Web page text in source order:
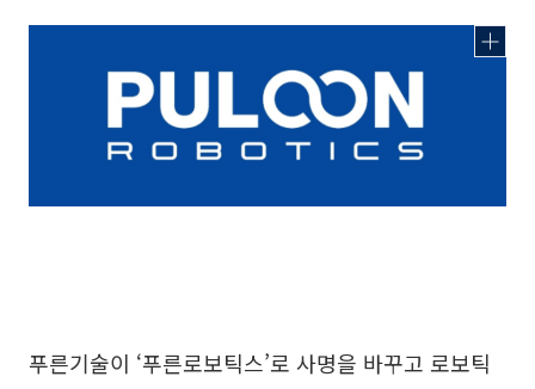
푸른기술이 ‘푸른로보틱스’로 사명을 바꾸고 로보틱